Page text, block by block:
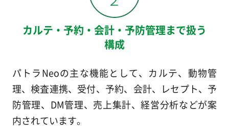
カルテ・予約・会計・予防管理まで扱う
構成
パトラNeoの主な機能として、カルテ、動物管
理、検査連携、受付、予約、会計、レセプト、予
防管理、DM管理、売上集計、経営分析などが案
内されています。